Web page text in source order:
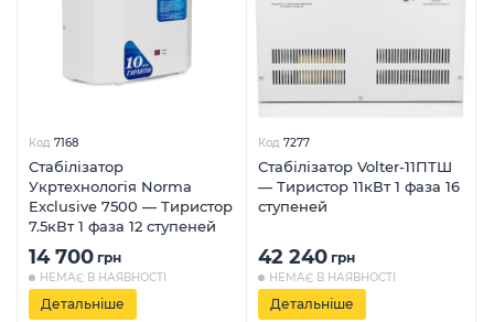
Код 7168
Стабілізатор
Укртехнологія Norma
Exclusive 7500 — Тиристор
7.5кВт 1 фаза 12 ступеней
14 700 грн
НЕМАЄ В НАЯВНОСТІ
Детальніше
Код 7277
Стабілізатор Volter-11ПТШ
— Тиристор 11кВт 1 фаза 16
ступеней
42 240 грн
НЕМАЄ В НАЯВНОСТІ
Детальніше